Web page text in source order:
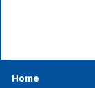
Home